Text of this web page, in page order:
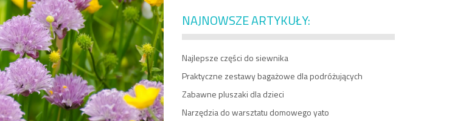
NAJNOWSZE ARTYKUŁY:
Najlepsze części do siewnika
Praktyczne zestawy bagażowe dla podróżujących
Zabawne pluszaki dla dzieci
Narzędzia do warsztatu domowego yato